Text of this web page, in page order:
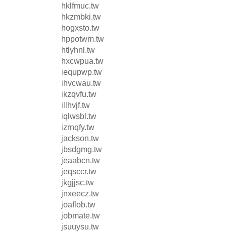
hklfmuc.tw
hkzmbki.tw
hogxsto.tw
hppotwm.tw
htlyhnl.tw
hxcwpua.tw
iequpwp.tw
ihvcwau.tw
ikzqvfu.tw
illhvjf.tw
iqlwsbl.tw
izrnqfy.tw
jackson.tw
jbsdgmg.tw
jeaabcn.tw
jeqsccr.tw
jkgjjsc.tw
jnxeecz.tw
joaflob.tw
jobmate.tw
jsuuysu.tw